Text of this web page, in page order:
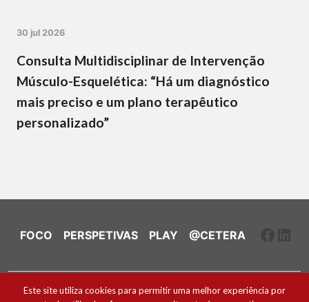
30 jul 2026
Consulta Multidisciplinar de Intervenção
Músculo-Esquelética: “Há um diagnóstico
mais preciso e um plano terapêutico
personalizado”
FOCO PERSPETIVAS PLAY @CETERA
Ficha Técnica e Estatuto Editorial
Este site utiliza cookies para permitir uma melhor experiência por